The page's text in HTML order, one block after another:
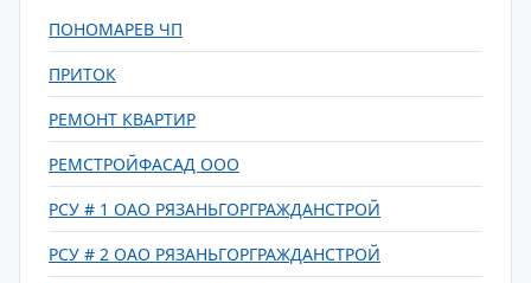
ПОНОМАРЕВ ЧП
ПРИТОК
РЕМОНТ КВАРТИР
РЕМСТРОЙФАСАД ООО
РСУ # 1 ОАО РЯЗАНЬГОРГРАЖДАНСТРОЙ
РСУ # 2 ОАО РЯЗАНЬГОРГРАЖДАНСТРОЙ